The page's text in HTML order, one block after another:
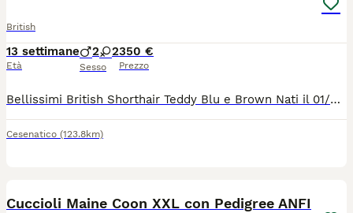
British
13 settimane
Età
2 2
Sesso
350 €
Prezzo
Bellissimi British Shorthair Teddy Blu e Brown Nati il 01/05/26. Pronti per l'adozione 26. Disponibilità aggiornate: o1 maschio Tabby brown mackerel o 2 femmine Tabby brown mackerel o 1 maschio Tabby grey mackere o1femmina Tabby blu ( Per chi non conosce i colori sono i tre neri tigrati marroni e quello con il manto grigio musetto tigrato e la femmina tutta grigia) Rilasciati con: Libretto sanitario Vaccinazione Sverminati e trattati contro pulci e parassiti. Senza pedigree, nati e cresciuti in casa Abituati alla : o lettiera o al tiragraffi o al trasportino o alle persone Molto affettuosi, socievoli e giocherelloni. ".....Sono irresistibile e molto ma moooolto coccolone quindi se non vuoi tanto affetto o... leccotti e... ronfatine sulla panzella mentre ti appisoli.... non faccio per te!"
Cesenatico (123.8km)
Cuccioli Maine Coon XXL con Pedigree ANFI